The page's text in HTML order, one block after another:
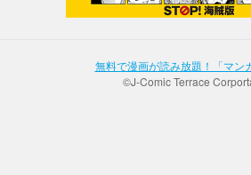
無料で漫画が読み放題！「マン
©J-Comic Terrace